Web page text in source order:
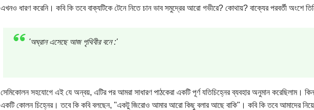
এখনও ধারণ করেনি। কবি কি তবে বাক্যটিকে টেনে নিতে চান ভাব সমুদ্রের আরো গভীরে? কোথায়? বাক্যের পরবর্তী অংশে
'অঘ্রান এসেছে আজ পৃথিবীর বনে :'
সেমিকোলন সহযোগে এই যে অন্বয়, এটির পর আমরা সাধারণ পাঠকেরা একটি পূর্ণ যতিচিহ্নের ব্যবহার অনুমান করেছিলাম।
একটি কোলন চিহ্নের। তবে কি কবি বলছেন, "একটু জিরোও আমার আরো কিছু বলার আছে বাকি"। কবি কি তবে আমাদের